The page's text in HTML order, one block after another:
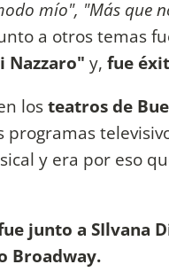
mío", "Más que
a otros temas
Nazzaro" y, fue
losteatros de
y era por eso
junto a SIlvana
Broadway.